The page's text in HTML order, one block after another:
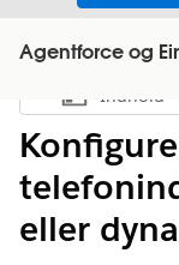
Agentforce og
Vis
Indhold
eller